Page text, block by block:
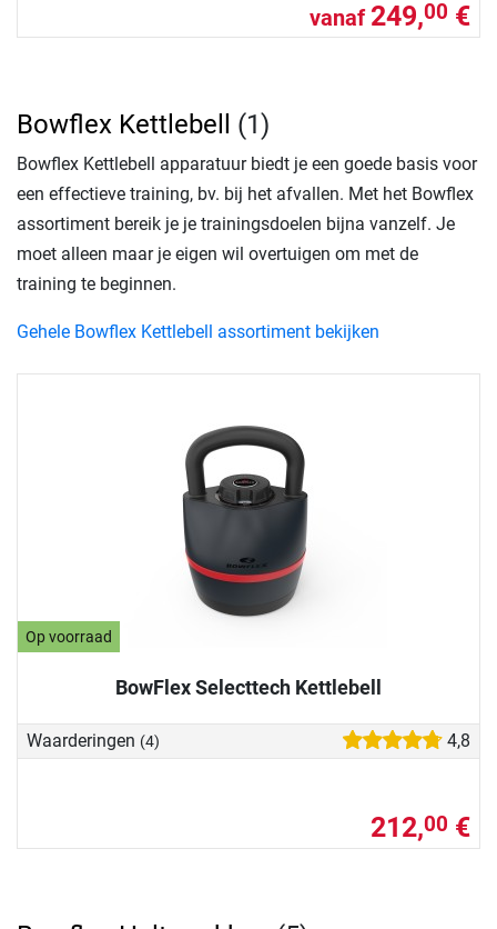
vanaf 249,00 €
Op voorraad
BowFlex Selecttech Kettlebell
Waarderingen (4) 4,8
212,00 €
Bowflex Kettlebell (1)
Bowflex Kettlebell apparatuur biedt je een goede basis voor
een effectieve training, bv. bij het afvallen. Met het Bowflex
assortiment bereik je je trainingsdoelen bijna vanzelf. Je
moet alleen maar je eigen wil overtuigen om met de
training te beginnen.
Gehele Bowflex Kettlebell assortiment bekijken